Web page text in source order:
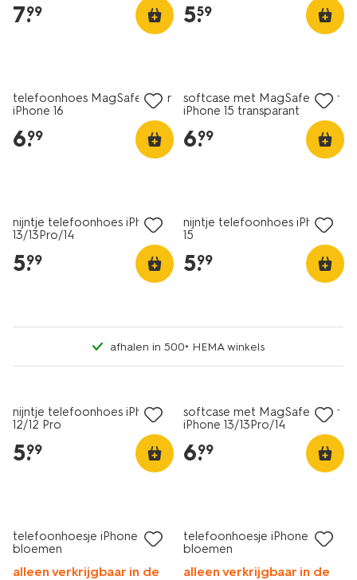
7.
99 5.
59
telefoonhoes MagSafe voor
iPhone 16
6.
99
softcase met MagSafe voor
iPhone 15 transparant
6.
99
nijntje telefoonhoes iPhone
13/13Pro/14
5.
99
nijntje telefoonhoes iPhone
15
5.
99
afhalen in 500+ HEMA winkels
nijntje telefoonhoes iPhone
12/12 Pro
5.
99
softcase met MagSafe voor
iPhone 13/13Pro/14
6.
99
telefoonhoesje iPhone 13/14
bloemen
alleen verkrijgbaar in de
telefoonhoesje iPhone 15
bloemen
alleen verkrijgbaar in de